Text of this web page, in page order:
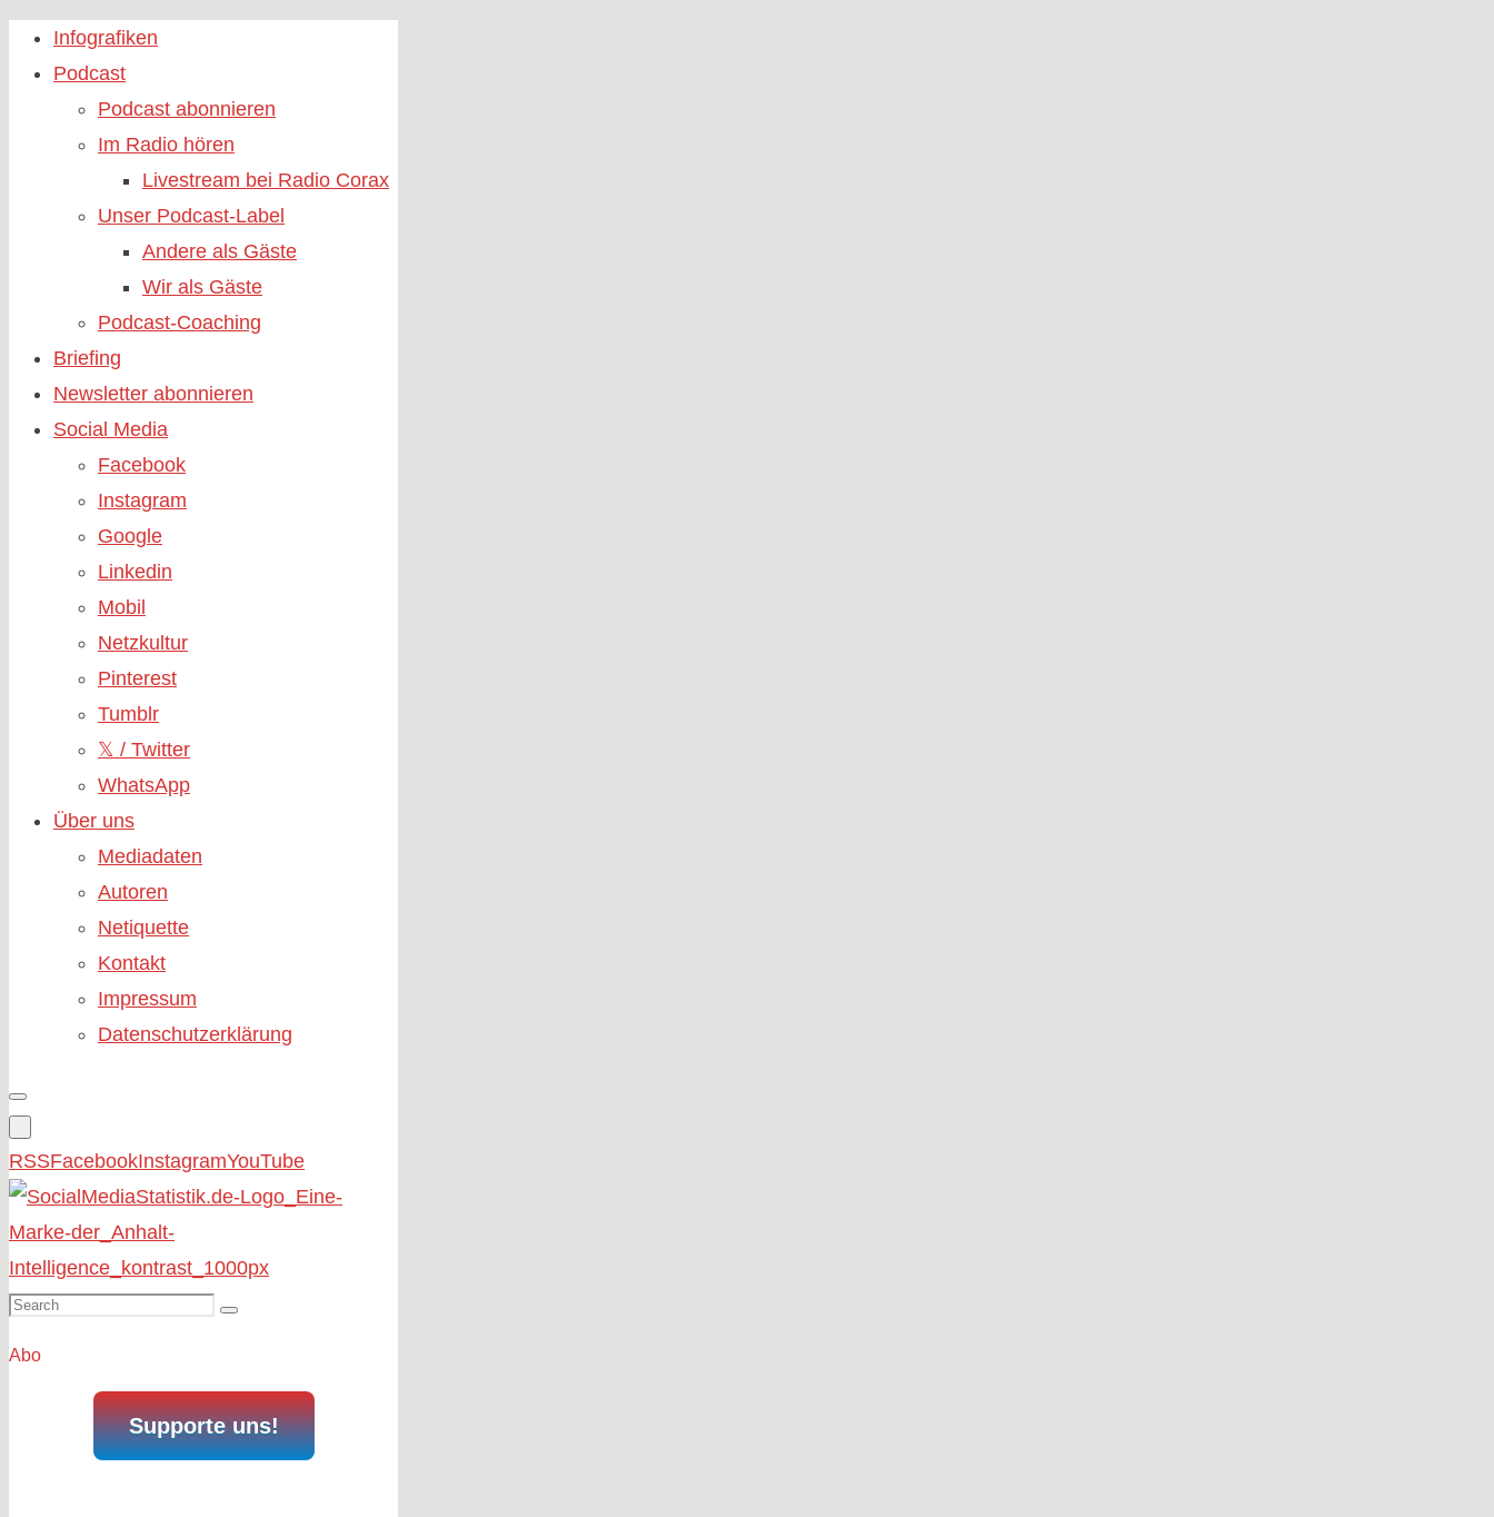
Skip
Infografiken
Podcast
Podcast abonnieren
Im Radio hören
Livestream bei Radio Corax
Unser Podcast-Label
Andere als Gäste
Wir als Gäste
Podcast-Coaching
Briefing
Newsletter abonnieren
Social Media
Facebook
Instagram
Google
Linkedin
Mobil
Netzkultur
Pinterest
Tumblr
𝕏 / Twitter
WhatsApp
Über uns
Mediadaten
Autoren
Netiquette
Kontakt
Impressum
Datenschutzerklärung
RSSFacebookInstagramYouTube
Search
Search
Abo
Supporte uns!